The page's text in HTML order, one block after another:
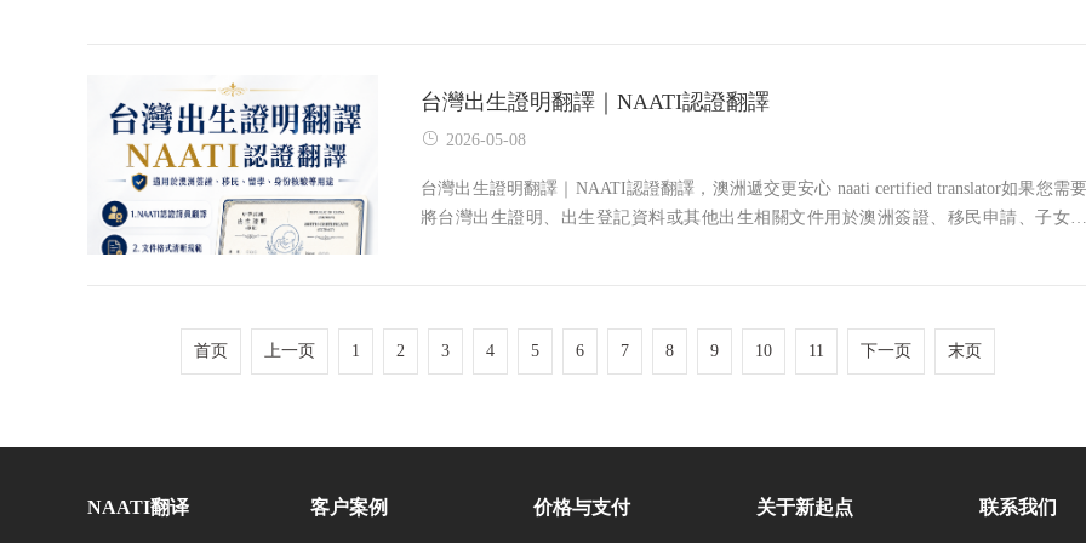
台灣出生證明翻譯｜NAATI認證翻譯
2026-05-08
台灣出生證明翻譯｜NAATI認證翻譯，澳洲遞交更安心 naati certified translator如果您需要
將台灣出生證明、出生登記資料或其他出生相關文件用於澳洲簽證、移民申請、子女入
首页 上一页 1 2 3 4 5 6 7 8 9 10 11 下一页 末页
NAATI翻译 客户案例 价格与支付 关于新起点 联系我们